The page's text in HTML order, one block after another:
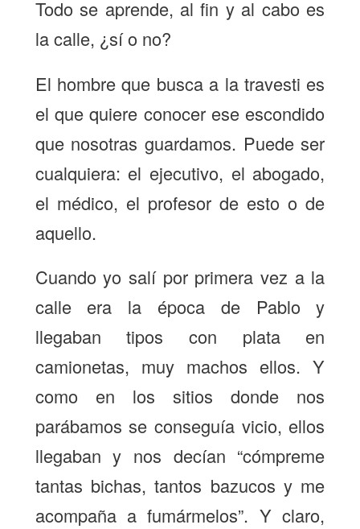
Todo se aprende, al fin y al cabo es
la calle, ¿sí o no?
El hombre que busca a la travesti es
el que quiere conocer ese escondido
que nosotras guardamos. Puede ser
cualquiera: el ejecutivo, el abogado,
el médico, el profesor de esto o de
aquello.
Cuando yo salí por primera vez a la
calle era la época de Pablo y
llegaban tipos con plata en
camionetas, muy machos ellos. Y
como en los sitios donde nos
parábamos se conseguía vicio, ellos
llegaban y nos decían “cómpreme
tantas bichas, tantos bazucos y me
acompaña a fumármelos”. Y claro,